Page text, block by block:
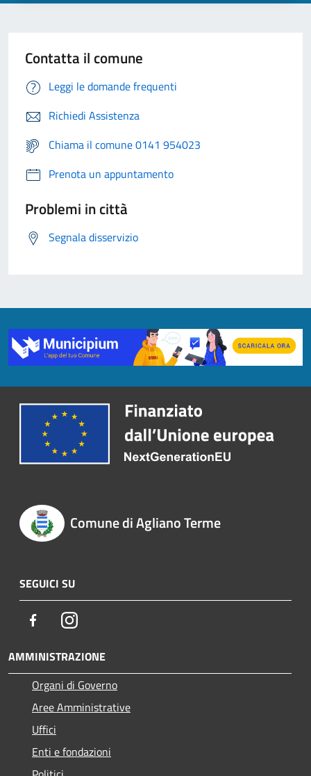
Contatta il comune
Leggi le domande frequenti
Richiedi Assistenza
Chiama il comune 0141 954023
Prenota un appuntamento
Problemi in città
Segnala disservizio
Comune di Agliano Terme
SEGUICI SU
FacebookInstagram
AMMINISTRAZIONE
Organi di Governo
Aree Amministrative
Uffici
Enti e fondazioni